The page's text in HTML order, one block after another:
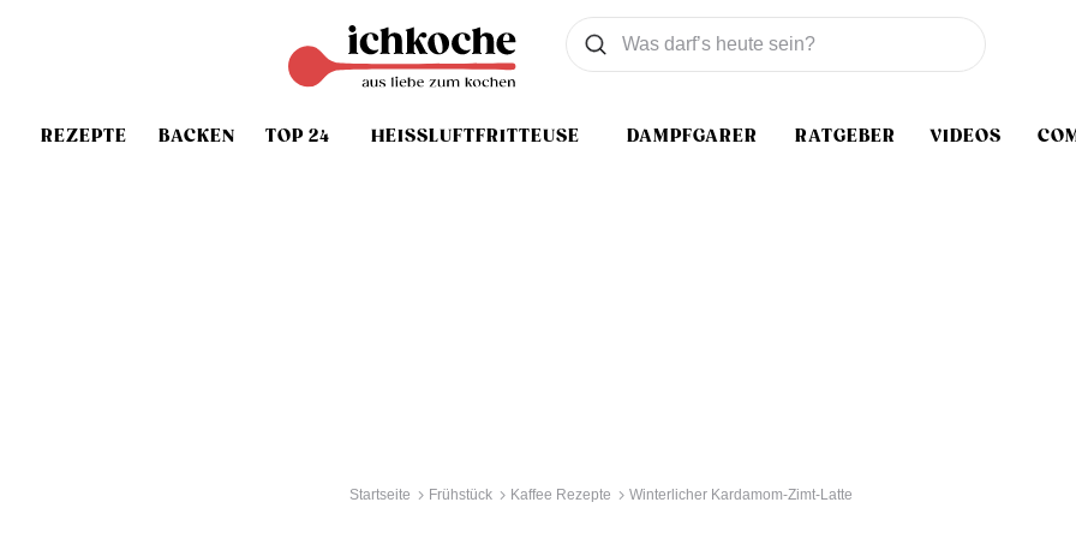
REZEPTE BACKEN TOP 24 HEISSLUFTFRITTEUSE DAMPFGARER RATGEBER VIDEOS
Was wollen Sie suchen
Suchen
Startseite Frühstück Kaffee Rezepte Winterlicher Kardamom-Zimt-Latte